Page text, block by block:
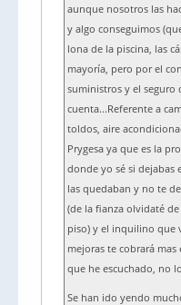
aunque nosotros las
y algo conseguimos
lona de la piscina, las
mayoría, pero por el
suministros y el seguro
cuenta...Referente a
toldos, aire
Prygesa ya que es la
donde yo sé si dejabas
las quedaban y no te
(de la fianza olvidaté
piso) y el inquilino que
mejoras te cobrará
que he escuchado, no
Se han ido yendo